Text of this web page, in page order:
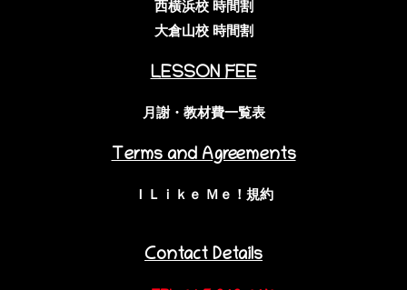
Contact Details
西横浜校 時間割
大倉山校 時間割
LESSON FEE
月謝・教材費一覧表
Terms and Agreements
ＩＬｉｋｅ Ｍｅ！規約